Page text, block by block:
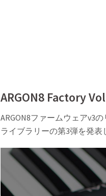
ARGON8 Factory
ARGON8ファームウェアv3
ライブラリーの第3弾を発表